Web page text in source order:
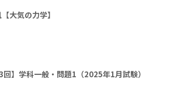
大気の力学】
回】学科一般・問題1（2025年1月試験）